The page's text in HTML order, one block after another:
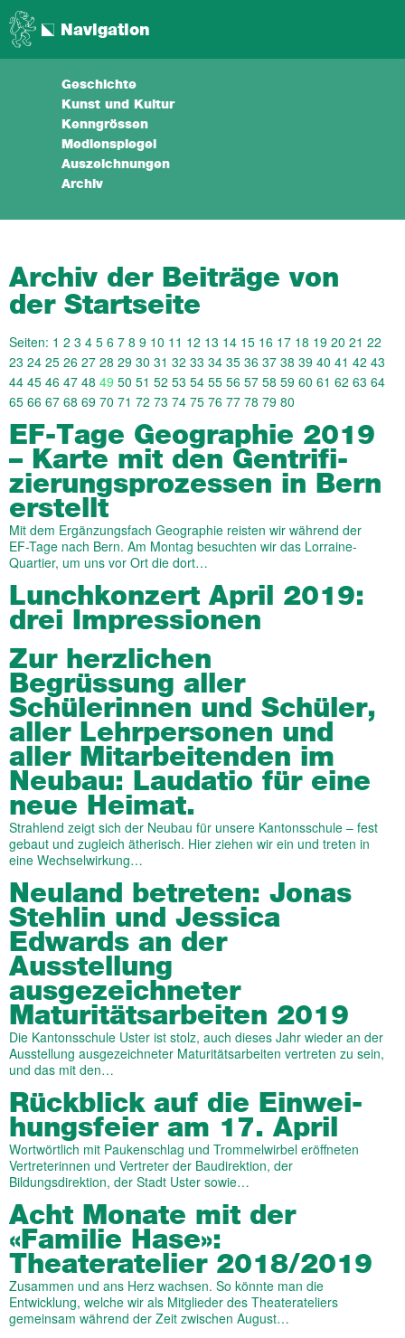
Navigation
Geschichte
Kunst und Kultur
Kenngrössen
Medienspiegel
Auszeichnungen
Archiv
Archiv der Beiträge von
der Startseite
Seiten: 1 2 3 4 5 6 7 8 9 10 11 12 13 14 15 16 17 18 19 20 21 22
23 24 25 26 27 28 29 30 31 32 33 34 35 36 37 38 39 40 41 42 43
44 45 46 47 48 49 50 51 52 53 54 55 56 57 58 59 60 61 62 63 64
65 66 67 68 69 70 71 72 73 74 75 76 77 78 79 80
EF-Tage Geogra­phie 2019
– Karte mit den Gen­tri­fi­
zie­rungs­proze­s­sen in Bern
erstellt
Mit dem Ergänzungsfach Geographie reisten wir während der
EF-Tage nach Bern. Am Montag besuchten wir das Lorraine-
Quartier, um uns vor Ort die dort…
Lunchkonzert April 2019:
drei Impressionen
Zur herzlichen
Begrüssung aller
Schülerinnen und Schüler,
aller Lehrpersonen und
aller Mitarbeitenden im
Neubau: Laudatio für eine
neue Heimat.
Strahlend zeigt sich der Neubau für unsere Kantonsschule – fest
gebaut und zugleich ätherisch. Hier ziehen wir ein und treten in
eine Wechselwirkung…
Neuland betreten: Jonas
Stehlin und Jessica
Edwards an der
Ausstellung
ausgezeichneter
Maturitätsarbeiten 2019
Die Kantonsschule Uster ist stolz, auch dieses Jahr wieder an der
Ausstellung ausgezeichneter Maturitätsarbeiten vertreten zu sein,
und das mit den…
Rück­blick auf die Ein­wei­
hungs­feier am 17. April
Wortwörtlich mit Paukenschlag und Trommelwirbel eröffneten
Vertreterinnen und Vertreter der Baudirektion, der
Bildungsdirektion, der Stadt Uster sowie…
Acht Monate mit der
«Familie Hase»:
Theateratelier 2018/2019
Zusammen und ans Herz wachsen. So könnte man die
Entwicklung, welche wir als Mitglieder des Theaterateliers
gemeinsam während der Zeit zwischen August…